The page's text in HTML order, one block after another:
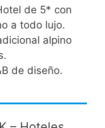
de 5* con
a todo lujo.
alpino
de diseño.